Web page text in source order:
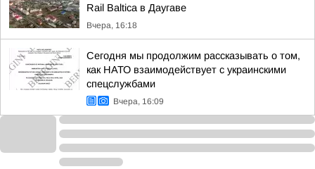
Rail Baltica в Даугаве
Вчера, 16:18
Сегодня мы продолжим рассказывать о том,
как НАТО взаимодействует с украинскими
спецслужбами
Вчера, 16:09